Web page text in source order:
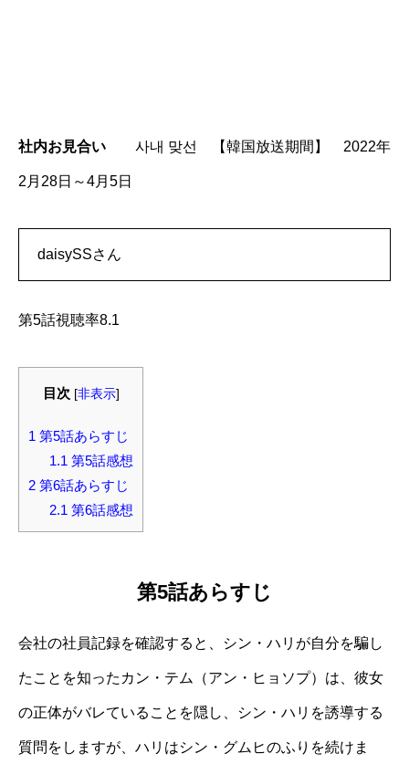
社内お見合い 사내 맞선 【韓国放送期間】 2022年
2月28日～4月5日
daisySSさん
第5話視聴率8.1
目次 [非表示]
1 第5話あらすじ
1.1 第5話感想
2 第6話あらすじ
2.1 第6話感想
第5話あらすじ
会社の社員記録を確認すると、シン・ハリが自分を騙し
たことを知ったカン・テム（アン・ヒョソプ）は、彼女
の正体がバレていることを隠し、シン・ハリを誘導する
質問をしますが、ハリはシン・グムヒのふりを続けま